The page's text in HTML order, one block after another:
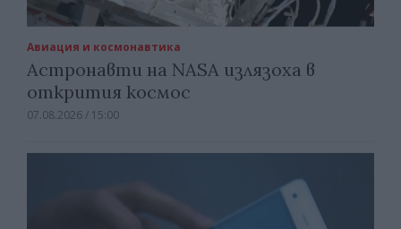
Авиация и космонавтика
Астронавти на NASA излязоха в
открития космос
07.08.2026 / 15:00